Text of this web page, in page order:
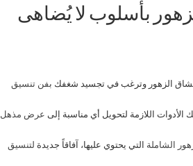
بأسلوب لا يُضاهى
الزهور وترغب في تجسيد شغفك بفن تنسيق
اللازمة لتحويل أي مناسبة إلى عرض مذهل
الشاملة التي يحتوي عليها، آفاقاً جديدة لتنسيق